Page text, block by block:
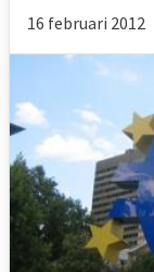
16 februari 2012